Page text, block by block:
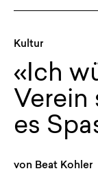
Kultur
«Ich
Verein
es
von Beat Kohler